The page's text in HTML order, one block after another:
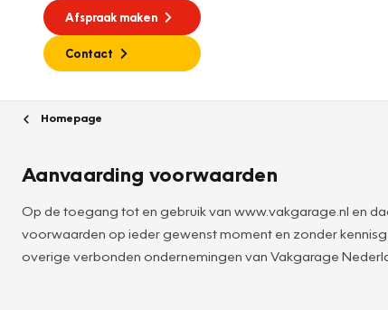
Afspraak maken
Contact
Homepage
Aanvaarding voorwaarden
Op de toegang tot en gebruik van www.vakgarage.nl en
voorwaarden op ieder gewenst moment en zonder
overige verbonden ondernemingen van Vakgarage